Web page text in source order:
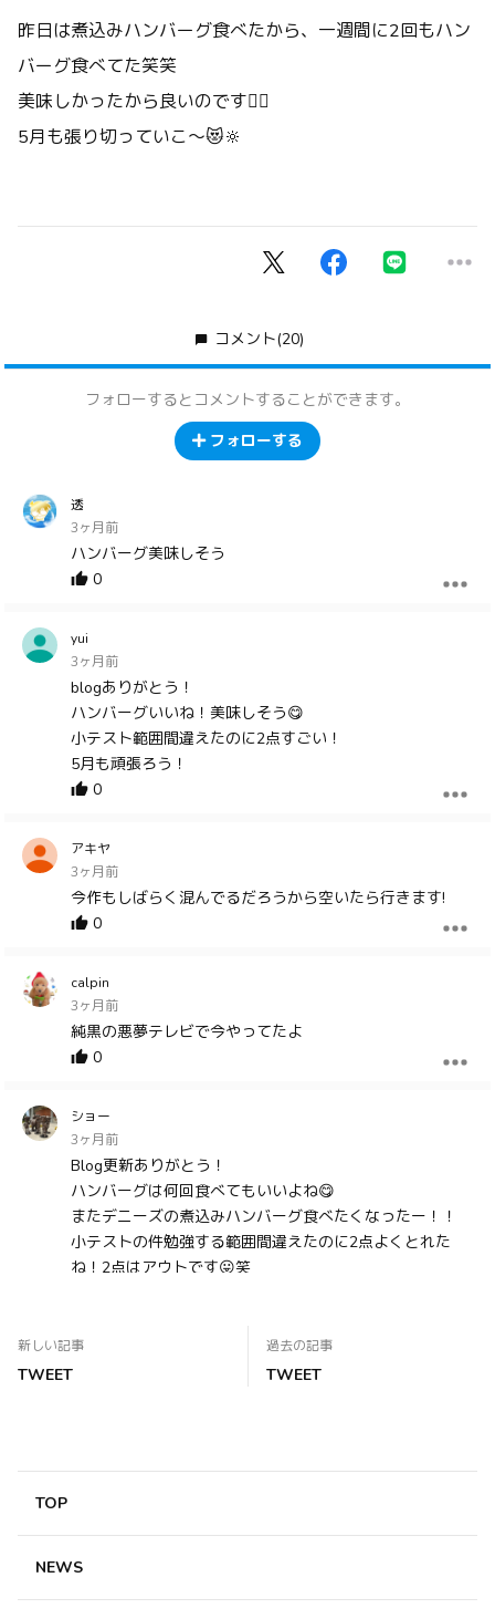
昨日は煮込みハンバーグ食べたから、一週間に2回もハン
バーグ食べてた笑笑
美味しかったから良いのです🙂‍↕️
5月も張り切っていこ〜😻🔆
コメント(20)
フォローするとコメントすることができます。
フォローする
透
3ヶ月前
ハンバーグ美味しそう
0
yui
3ヶ月前
blogありがとう！
ハンバーグいいね！美味しそう😋
小テスト範囲間違えたのに2点すごい！
5月も頑張ろう！
0
アキヤ
3ヶ月前
今作もしばらく混んでるだろうから空いたら行きます!
0
calpin
3ヶ月前
純黒の悪夢テレビで今やってたよ
0
ショー
3ヶ月前
Blog更新ありがとう！
ハンバーグは何回食べてもいいよね😋
またデニーズの煮込みハンバーグ食べたくなったー！！
小テストの件勉強する範囲間違えたのに2点よくとれた
ね！2点はアウトです😛笑
コナンコンサートでRainy。ちゃんに会えるの楽しみにし
てます！
楽しいお話も聞けてよかったです😄
煮込みハンバーグ食べたくなっちゃいました笑
新しい記事
TWEET
過去の記事
TWEET
TOP
NEWS